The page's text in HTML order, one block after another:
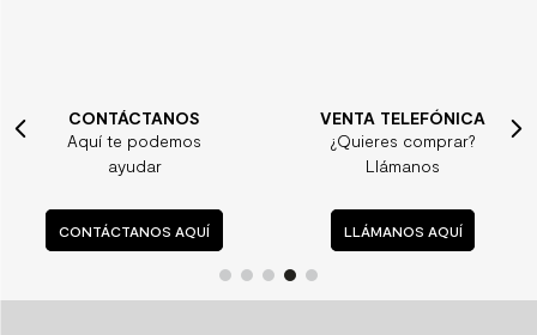
CONTÁCTANOS
Aquí te podemos
ayudar
CONTÁCTANOS AQUÍ
VENTA TELEFÓNICA
¿Quieres comprar?
Llámanos
LLÁMANOS AQUÍ